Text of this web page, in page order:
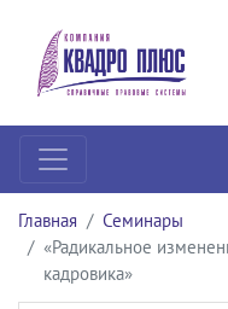
Главная
Семинары
«Радикальное
кадровика»